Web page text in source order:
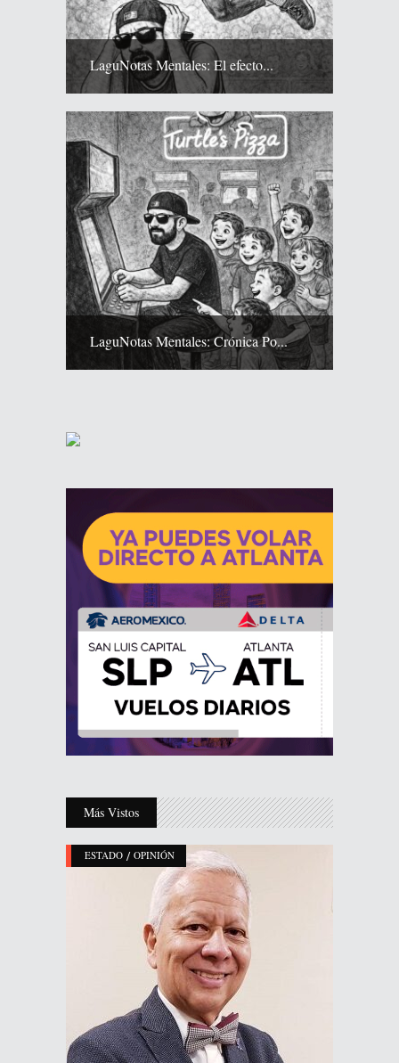
LaguNotas Mentales: El efecto...
LaguNotas Mentales: Crónica Po...
Más Vistos
ESTADO / OPINIÓN